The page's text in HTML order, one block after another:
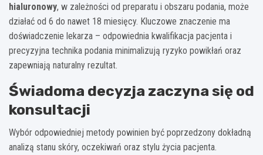
hialuronowy, w zależności od preparatu i obszaru podania, może
działać od 6 do nawet 18 miesięcy. Kluczowe znaczenie ma
doświadczenie lekarza – odpowiednia kwalifikacja pacjenta i
precyzyjna technika podania minimalizują ryzyko powikłań oraz
zapewniają naturalny rezultat.
Świadoma decyzja zaczyna się od
konsultacji
Wybór odpowiedniej metody powinien być poprzedzony dokładną
analizą stanu skóry, oczekiwań oraz stylu życia pacjenta.